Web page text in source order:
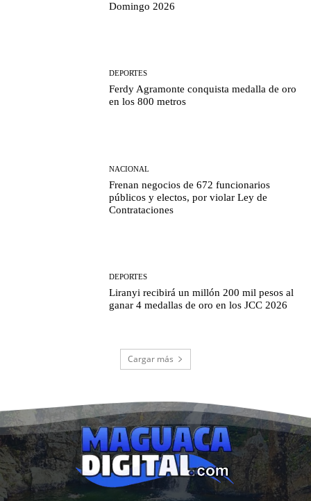
Domingo 2026
DEPORTES
Ferdy Agramonte conquista medalla de oro
en los 800 metros
NACIONAL
Frenan negocios de 672 funcionarios
públicos y electos, por violar Ley de
Contrataciones
DEPORTES
Liranyi recibirá un millón 200 mil pesos al
ganar 4 medallas de oro en los JCC 2026
Cargar más